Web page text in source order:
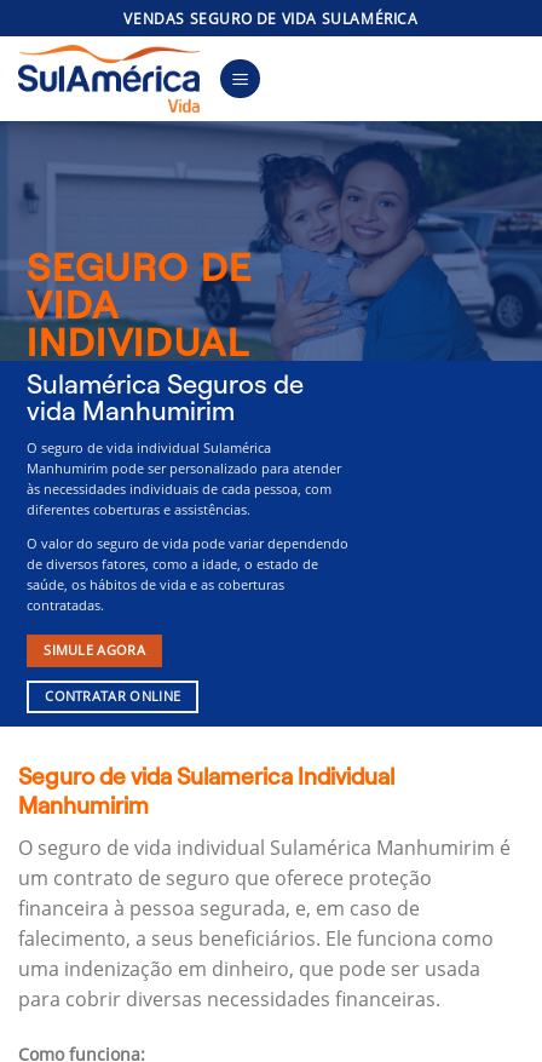
to
content
VENDAS SEGURO DE VIDA SULAMÉRICA
SEGURO DE
VIDA
INDIVIDUAL
Sulamérica Seguros de
vida Manhumirim
O seguro de vida individual Sulamérica
Manhumirim pode ser personalizado para atender
às necessidades individuais de cada pessoa, com
diferentes coberturas e assistências.
O valor do seguro de vida pode variar dependendo
de diversos fatores, como a idade, o estado de
saúde, os hábitos de vida e as coberturas
contratadas.
SIMULE AGORA
CONTRATAR ONLINE
Seguro de vida Sulamerica Individual
Manhumirim
O seguro de vida individual Sulamérica Manhumirim é
um contrato de seguro que oferece proteção
financeira à pessoa segurada, e, em caso de
falecimento, a seus beneficiários. Ele funciona como
uma indenização em dinheiro, que pode ser usada
para cobrir diversas necessidades financeiras.
Como funciona: